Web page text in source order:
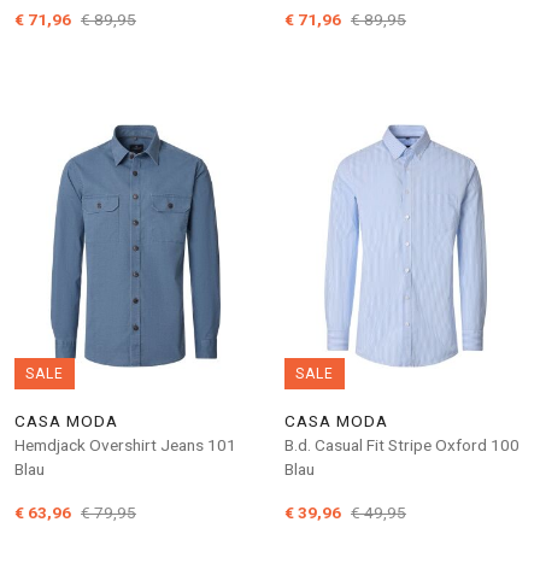
€ 89,95
€ 71,96 € 89,95
€ 71,96
SALE
CASA MODA
Hemdjack Overshirt Jeans 101
Blau
€ 79,95
€ 63,96
SALE
CASA MODA
B.d. Casual Fit Stripe Oxford 100
Blau
€ 49,95
€ 39,96